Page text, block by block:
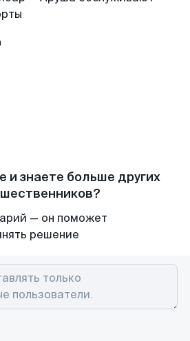
и знаете больше других
— он поможет
решение